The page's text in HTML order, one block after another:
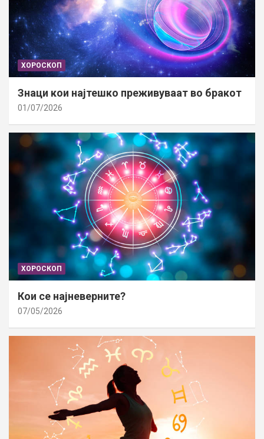
ХОРОСКОП
Знаци кои најтешко преживуваат во бракот
01/07/2026
ХОРОСКОП
Кои се најневерните?
07/05/2026